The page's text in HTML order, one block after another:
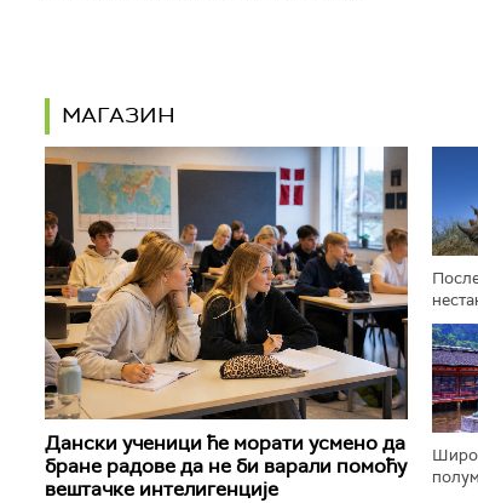
МАГАЗИН
Дански ученици ће морати усмено да
бране радове да не би варали помоћу
вештачке интелигенције